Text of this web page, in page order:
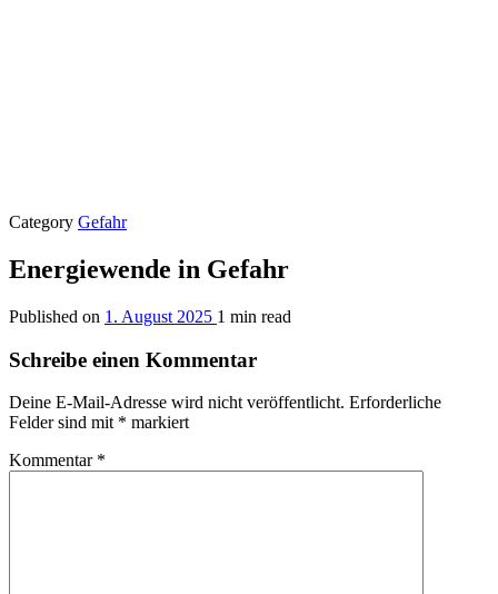
Category Gefahr
Energiewende in Gefahr
Published on 1. August 2025 1 min read
Schreibe einen Kommentar
Deine E-Mail-Adresse wird nicht veröffentlicht. Erforderliche
Felder sind mit * markiert
Kommentar *